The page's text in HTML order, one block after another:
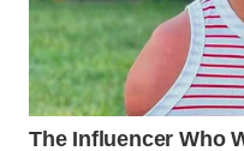
NIAS
WN
LANGKAT